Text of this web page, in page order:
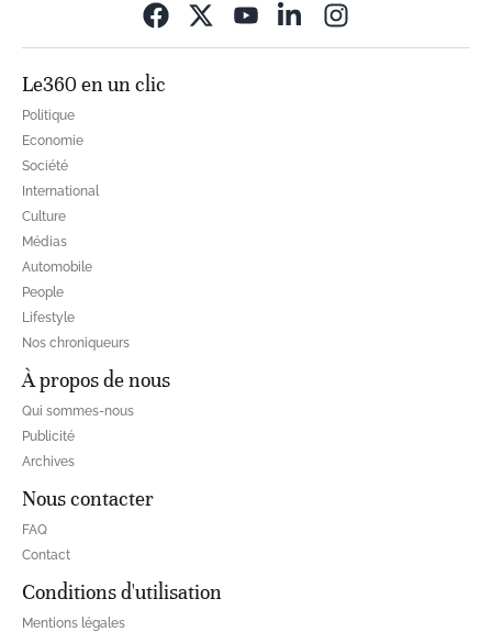
Le360 en un clic
Politique
Economie
Société
International
Culture
Médias
Automobile
People
Lifestyle
Nos chroniqueurs
À propos de nous
Qui sommes-nous
Publicité
Archives
Nous contacter
FAQ
Contact
Conditions d'utilisation
Mentions légales